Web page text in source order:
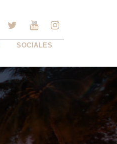
SOCIALES